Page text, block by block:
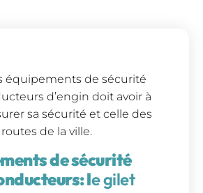
équipements de sécurité
d’engin doit avoir à
sa sécurité et celle des
de la ville.
de sécurité
le gilet